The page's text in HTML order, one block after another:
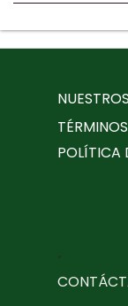
POLÍTICA